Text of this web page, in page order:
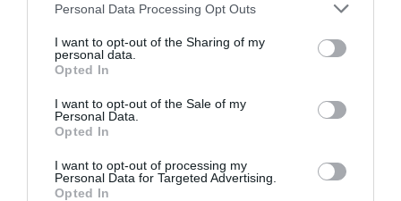
Personal Data Processing Opt Outs
I want to opt-out of the Sharing of my
personal data.
Opted In
I want to opt-out of the Sale of my
Personal Data.
Opted In
I want to opt-out of processing my
Personal Data for Targeted Advertising.
Opted In